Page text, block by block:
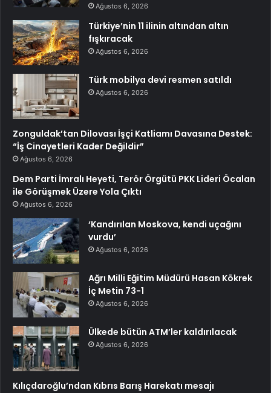
Ağustos 6, 2026
Türkiye’nin 11 ilinin altından altın
fışkıracak
Ağustos 6, 2026
Türk mobilya devi resmen satıldı
Ağustos 6, 2026
Zonguldak’tan Dilovası İşçi Katliamı Davasına Destek:
“İş Cinayetleri Kader Değildir”
Ağustos 6, 2026
Dem Parti İmralı Heyeti, Terör Örgütü PKK Lideri Öcalan
ile Görüşmek Üzere Yola Çıktı
Ağustos 6, 2026
‘Kandırılan Moskova, kendi uçağını
vurdu’
Ağustos 6, 2026
Ağrı Milli Eğitim Müdürü Hasan Kökrek
İç Metin 73-1
Ağustos 6, 2026
Ülkede bütün ATM’ler kaldırılacak
Ağustos 6, 2026
Kılıçdaroğlu’ndan Kıbrıs Barış Harekatı mesajı